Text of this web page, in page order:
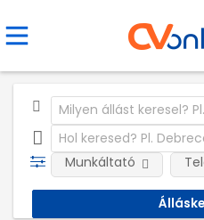
Munkáltató